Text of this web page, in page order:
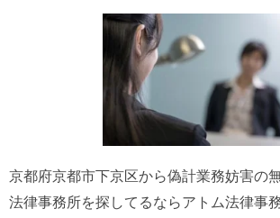
京都府京都市下京区から偽計業務妨害の
法律事務所を探してるならアトム法律事